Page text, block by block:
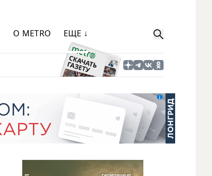
О METRO ЕЩЕ ↓